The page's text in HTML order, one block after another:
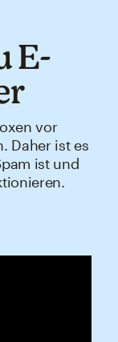
E-
vor
Daher ist es
ist und